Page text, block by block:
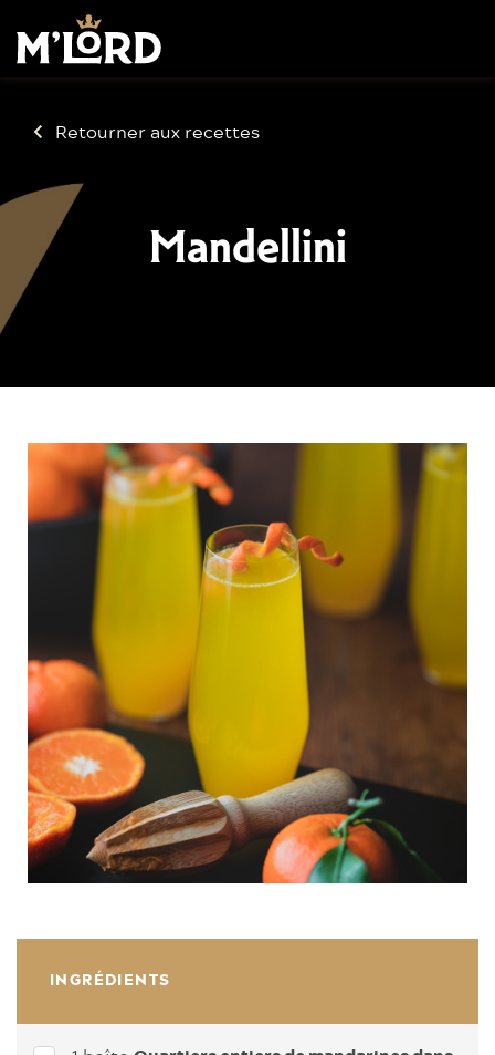
Retourner aux recettes
Mandellini
INGRÉDIENTS